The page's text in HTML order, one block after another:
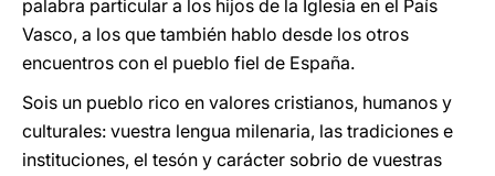
palabra particular a los hijos de la Iglesia en el País
Vasco, a los que también hablo desde los otros
encuentros con el pueblo fiel de España.
Sois un pueblo rico en valores cristianos, humanos y
culturales: vuestra lengua milenaria, las tradiciones e
instituciones, el tesón y carácter sobrio de vuestras